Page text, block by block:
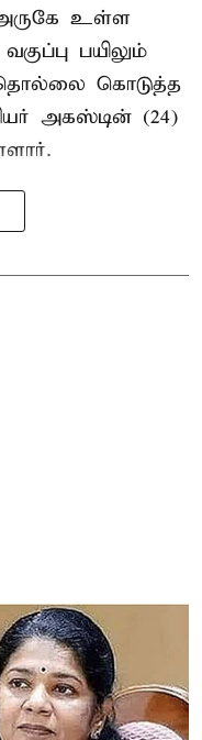
உள்ள
பயிலும்
தொல்லை கொடுத்த
அகஸ்டின் (24)